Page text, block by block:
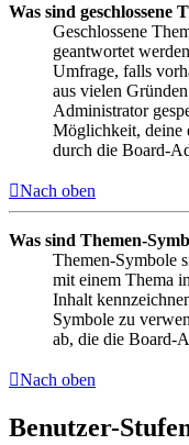
Was sind geschlossene
Geschlossene
geantwortet
Umfrage, falls
aus vielen
Administrator
Möglichkeit, deine
durch die Board-
Nach oben
Was sind Themen-
Themen-Symbole
mit einem Thema
Inhalt
Symbole zu
ab, die die Board-
Nach oben
Benutzer-